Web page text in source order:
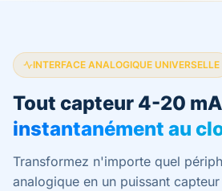
INTERFACE ANALOGIQUE UNIVERSELLE
Tout capteur 4-20
instantanément au
Transformez n'importe quel
analogique en un puissant